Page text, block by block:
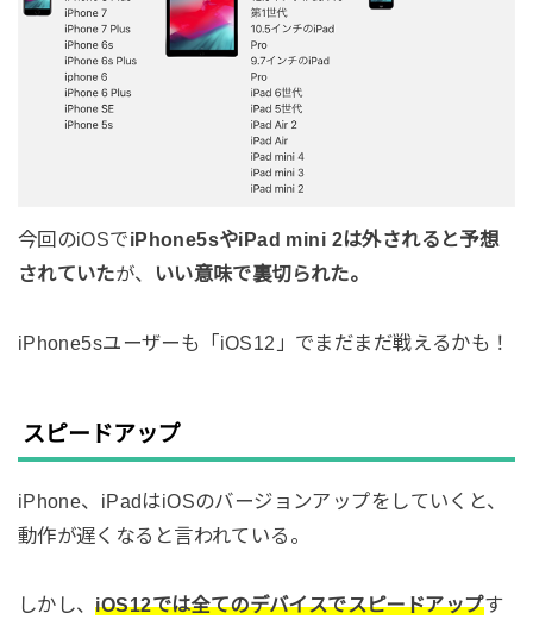
今回のiOSでiPhone5sやiPad mini 2は外されると予想
されていたが、 いい意味で裏切られた。
iPhone5sユーザーも「iOS12」でまだまだ戦えるかも！
スピードアップ
iPhone、iPadはiOSのバージョンアップをしていくと、
動作が遅くなると言われている。
しかし、iOS12では全てのデバイスでスピードアップす